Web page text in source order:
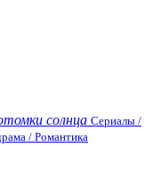
солнца Сериалы /
/ Романтика